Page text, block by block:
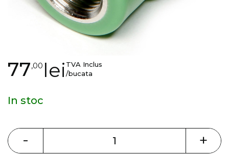
Skip
to
beginning
images
gallery
77,00 leiTVA Inclus
/bucata
In stoc
- +